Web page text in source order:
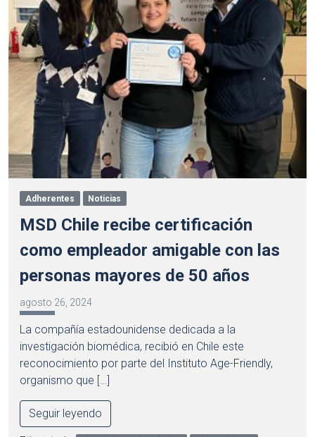
Adherentes Noticias
MSD Chile recibe certificación
como empleador amigable con las
personas mayores de 50 años
agosto 26, 2024
La compañía estadounidense dedicada a la
investigación biomédica, recibió en Chile este
reconocimiento por parte del Instituto Age-Friendly,
organismo que […]
Seguir leyendo